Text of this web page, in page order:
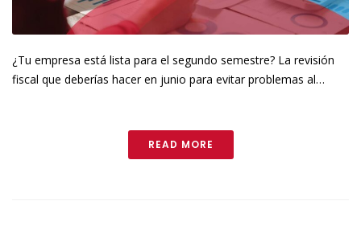
¿Tu empresa está lista para el segundo semestre? La revisión
fiscal que deberías hacer en junio para evitar problemas al…
READ MORE